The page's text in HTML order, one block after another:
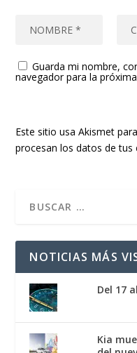
Guarda mi nombre,
navegador para la
Este sitio usa Akismet
procesan los datos de tus
NOTICIAS MÁS
Del 17
Kia